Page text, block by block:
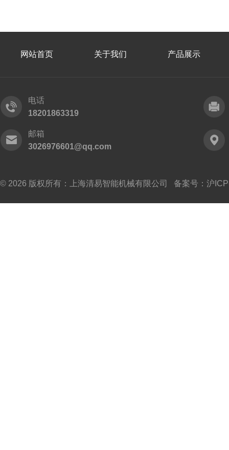
网站首页 关于我们 产品展示
电话
18201863319
邮箱
3026976601@qq.com
© 2026 版权所有：上海清易智能机械有限公司 备案号： 沪